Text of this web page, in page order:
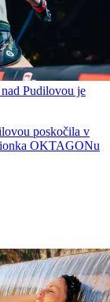
Pudilovou je
poskočila v
OKTAGONu